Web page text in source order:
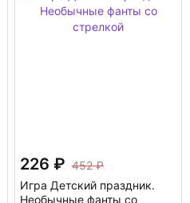
226
452
Игра Детский праздник.
Необычные фанты со